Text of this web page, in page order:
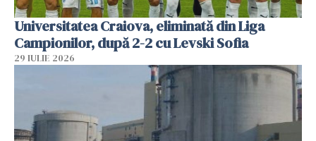
Universitatea Craiova, eliminată din Liga
Campionilor, după 2-2 cu Levski Sofia
29 IULIE 2026